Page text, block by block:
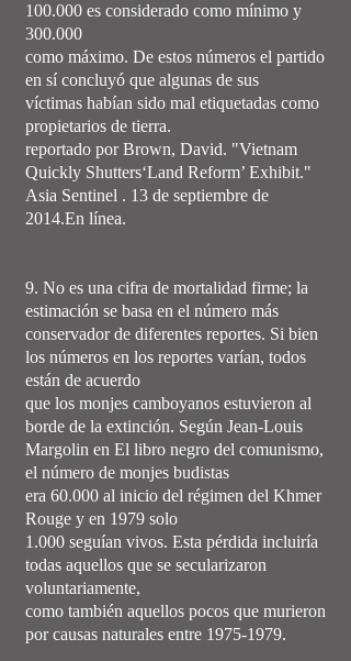
100.000 es considerado como mínimo y
300.000
como máximo. De estos números el partido
en sí concluyó que algunas de sus
víctimas habían sido mal etiquetadas como
propietarios de tierra.
reportado por Brown, David. "Vietnam
Quickly Shutters‘Land Reform’ Exhibit."
Asia Sentinel . 13 de septiembre de
2014.En línea.
9. No es una cifra de mortalidad firme; la
estimación se basa en el número más
conservador de diferentes reportes. Si bien
los números en los reportes varían, todos
están de acuerdo
que los monjes camboyanos estuvieron al
borde de la extinción. Según Jean-Louis
Margolin en El libro negro del comunismo,
el número de monjes budistas
era 60.000 al inicio del régimen del Khmer
Rouge y en 1979 solo
1.000 seguían vivos. Esta pérdida incluiría
todas aquellos que se secularizaron
voluntariamente,
como también aquellos pocos que murieron
por causas naturales entre 1975-1979.